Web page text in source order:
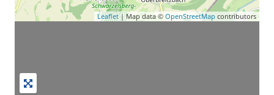
Leaflet| Map data ©OpenStreetMap contributors